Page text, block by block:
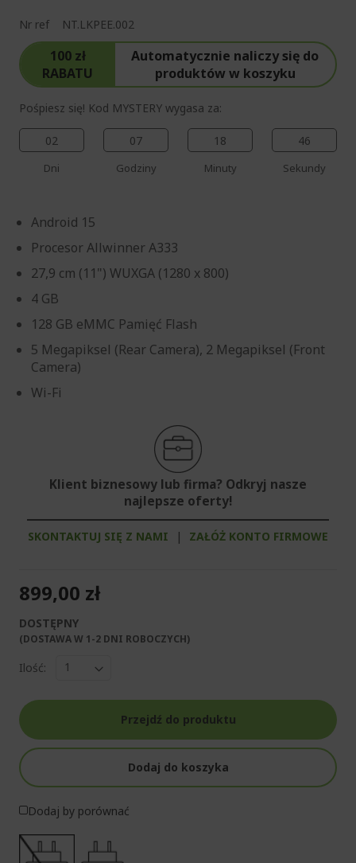
Nr ref NT.LKPEE.002
100 zł
RABATU
Automatycznie naliczy się do
produktów w koszyku
Pośpiesz się! Kod MYSTERY wygasa za:
02
Dni
07
Godziny
18
Minuty
44
Sekundy
Android 15
Procesor Allwinner A333
27,9 cm (11") WUXGA (1280 x 800)
4 GB
128 GB eMMC Pamięć Flash
5 Megapiksel (Rear Camera), 2 Megapiksel (Front
Camera)
Wi-Fi
Klient biznesowy lub firma? Odkryj nasze
najlepsze oferty!
SKONTAKTUJ SIĘ Z NAMI | ZAŁÓŻ KONTO FIRMOWE
899,00 zł
DOSTĘPNY
(DOSTAWA W 1-2 DNI ROBOCZYCH)​
Ilość:
Przejdź do produktu
Dodaj do koszyka
Dodaj by porównać